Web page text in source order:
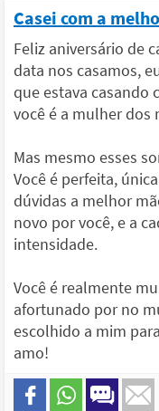
Casei com a
Feliz aniversário de
data nos casamos,
que estava casando
você é a mulher dos
Mas mesmo esses
Você é perfeita,
dúvidas a melhor
novo por você, e a
intensidade.
Você é realmente
afortunado por no
escolhido a mim
amo!